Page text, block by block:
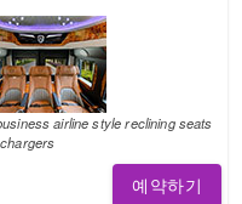
airline style reclining seats
예약하기